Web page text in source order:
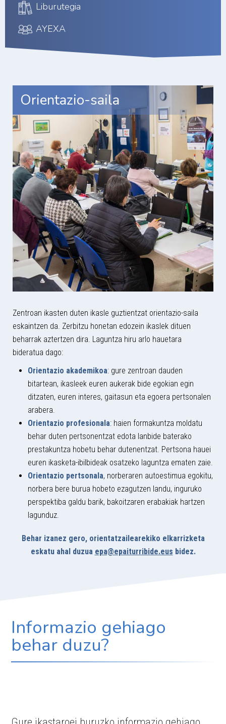
Liburutegia
AYEXA
Orientazio-saila
Zentroan ikasten duten ikasle guztientzat orientazio-saila
eskaintzen da. Zerbitzu honetan edozein ikaslek dituen
beharrak aztertzen dira. Laguntza hiru arlo hauetara
bideratua dago:
Orientazio akademikoa: gure zentroan dauden
bitartean, ikasleek euren aukerak bide egokian egin
ditzaten, euren interes, gaitasun eta egoera pertsonalen
arabera.
Orientazio profesionala: haien formakuntza moldatu
behar duten pertsonentzat edota lanbide baterako
prestakuntza hobetu behar dutenentzat. Pertsona hauei
euren ikasketa-ibilbideak osatzeko laguntza ematen zaie.
Orientazio pertsonala, norberaren autoestimua egokitu,
norbera bere burua hobeto ezagutzen landu, inguruko
perspektiba galdu barik, bakoitzaren erabakiak hartzen
lagunduz.
Behar izanez gero, orientatzailearekiko elkarrizketa
eskatu ahal duzua epa@epaiturribide.eus bidez.
Informazio gehiago
behar duzu?